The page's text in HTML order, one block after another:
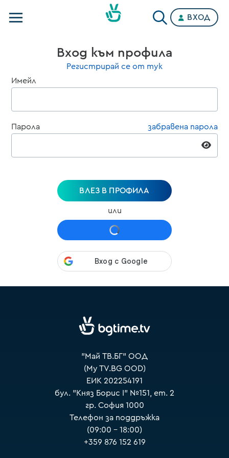
Категории
ВХОД
Вход към профила
Регистрирай се от тук
Имейл
Парола забравена парола
ВЛЕЗ В ПРОФИЛА
или
"Май ТВ.БГ" ООД
(My TV.BG OOD)
ЕИК 202254191
бул. "Княз Борис I" №151, ет. 2
гр. София 1000
Телефон за поддръжка
(09:00 – 18:00)
+359 876 152 619